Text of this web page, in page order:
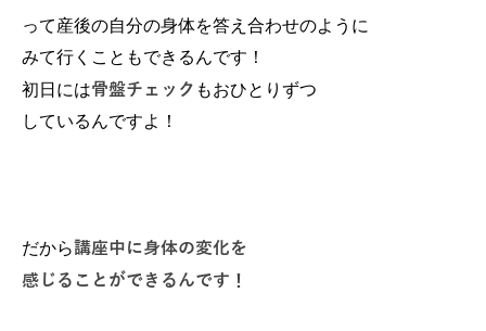
って産後の自分の身体を答え合わせのように
みて行くこともできるんです！
初日には骨盤チェック もおひとりずつ
しているんですよ！
だから講座中に身体の変化を
感じることができるんです！